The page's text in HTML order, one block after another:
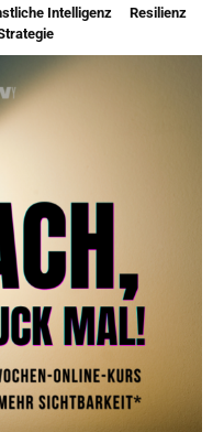
Intelligenz
Resilienz